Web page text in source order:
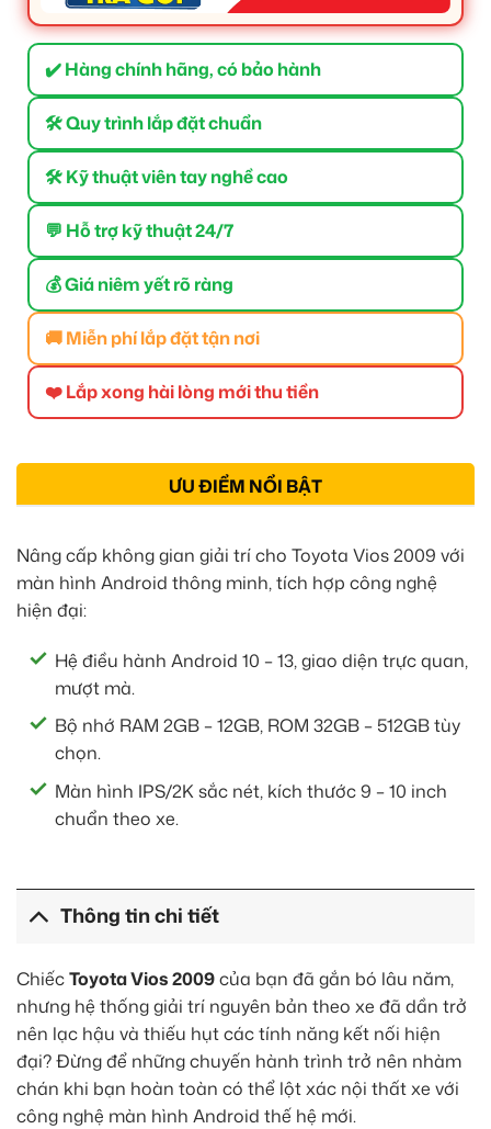
✔️ Hàng chính hãng, có bảo hành
🛠 Quy trình lắp đặt chuẩn
🛠 Kỹ thuật viên tay nghề cao
💬 Hỗ trợ kỹ thuật 24/7
💰 Giá niêm yết rõ ràng
🚚 Miễn phí lắp đặt tận nơi
❤️ Lắp xong hài lòng mới thu tiền
ƯU ĐIỂM NỔI BẬT
Nâng cấp không gian giải trí cho Toyota Vios 2009 với
màn hình Android thông minh, tích hợp công nghệ
hiện đại:
Hệ điều hành Android 10 – 13, giao diện trực quan,
mượt mà.
Bộ nhớ RAM 2GB – 12GB, ROM 32GB – 512GB tùy
chọn.
Màn hình IPS/2K sắc nét, kích thước 9 – 10 inch
chuẩn theo xe.
Thông tin chi tiết
ChiếcToyota Vios 2009của bạn đã gắn bó lâu năm,
nhưng hệ thống giải trí nguyên bản theo xe đã dần trở
nên lạc hậu và thiếu hụt các tính năng kết nối hiện
đại? Đừng để những chuyến hành trình trở nên nhàm
chán khi bạn hoàn toàn có thể lột xác nội thất xe với
công nghệ màn hình Android thế hệ mới.